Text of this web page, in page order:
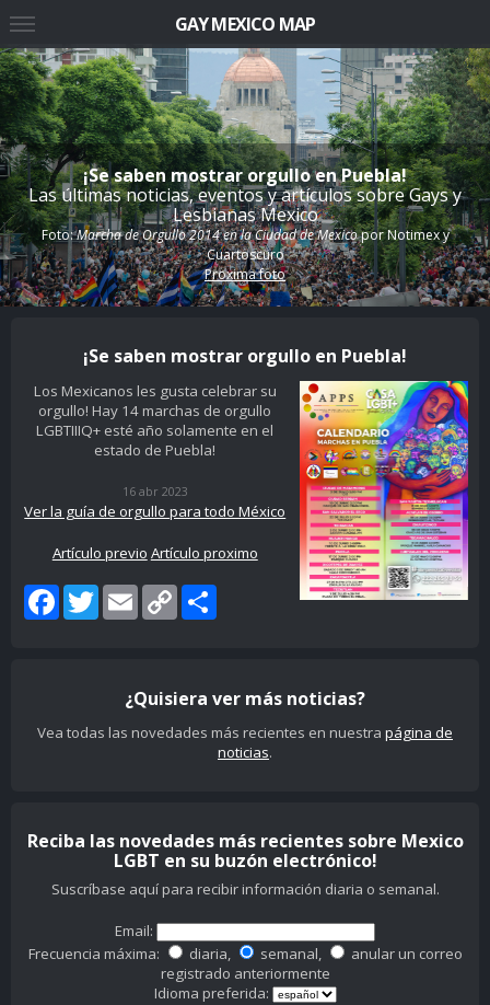
¡Se saben mostrar orgullo en Puebla!
Las últimas noticias, eventos y artículos sobre Gays y
Lesbianas Mexico
Foto:Marcha de Orgullo 2014 en la Ciudad de MexicoporNotimex y
Cuartoscuro
Proxima foto
¡Se saben mostrar orgullo en Puebla!
Los Mexicanos les gusta celebrar su
orgullo! Hay 14 marchas de orgullo
LGBTIIIQ+ esté año solamente en el
estado de Puebla!
16 abr 2023
Ver la guía de orgullo para todo México
Artículo previo Artículo proximo
FacebookTwitterEmail Copy
Link
¿Quisiera ver más noticias?
Vea todas las novedades más recientes en nuestra página de
noticias.
Reciba las novedades más recientes sobre Mexico
LGBT en su buzón electrónico!
Suscríbase aquí para recibir información diaria o semanal.
Email:
Frecuencia máxima:
diaria, semanal,
anular un correo
registrado anteriormente
Idioma preferida:
GAY MEXICO MAP